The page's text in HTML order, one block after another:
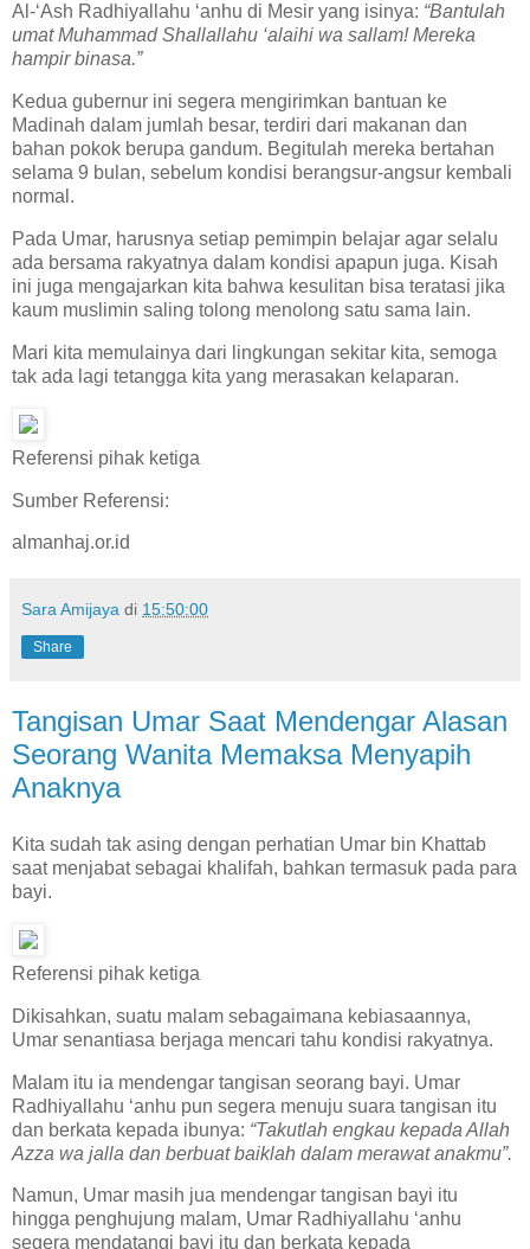
Al-‘Ash Radhiyallahu ‘anhu di Mesir yang isinya: “Bantulah
umat Muhammad Shallallahu ‘alaihi wa sallam! Mereka
hampir binasa.”
Kedua gubernur ini segera mengirimkan bantuan ke
Madinah dalam jumlah besar, terdiri dari makanan dan
bahan pokok berupa gandum. Begitulah mereka bertahan
selama 9 bulan, sebelum kondisi berangsur-angsur kembali
normal.
Pada Umar, harusnya setiap pemimpin belajar agar selalu
ada bersama rakyatnya dalam kondisi apapun juga. Kisah
ini juga mengajarkan kita bahwa kesulitan bisa teratasi jika
kaum muslimin saling tolong menolong satu sama lain.
Mari kita memulainya dari lingkungan sekitar kita, semoga
tak ada lagi tetangga kita yang merasakan kelaparan.
Referensi pihak ketiga
Sumber Referensi:
almanhaj.or.id
Sara Amijaya di 15:50:00
Share
Tangisan Umar Saat Mendengar Alasan
Seorang Wanita Memaksa Menyapih
Anaknya
Kita sudah tak asing dengan perhatian Umar bin Khattab
saat menjabat sebagai khalifah, bahkan termasuk pada para
bayi.
Referensi pihak ketiga
Dikisahkan, suatu malam sebagaimana kebiasaannya,
Umar senantiasa berjaga mencari tahu kondisi rakyatnya.
Malam itu ia mendengar tangisan seorang bayi. Umar
Radhiyallahu ‘anhu pun segera menuju suara tangisan itu
dan berkata kepada ibunya: “Takutlah engkau kepada Allah
Azza wa jalla dan berbuat baiklah dalam merawat anakmu”.
Namun, Umar masih jua mendengar tangisan bayi itu
hingga penghujung malam, Umar Radhiyallahu ‘anhu
segera mendatangi bayi itu dan berkata kepada